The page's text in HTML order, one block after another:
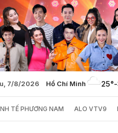
7/8/2026 Hồ Chí Minh 25°-
TẾ PHƯƠNG NAM ALO VTV9